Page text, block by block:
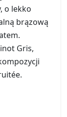
o lekko
brązową
Gris,